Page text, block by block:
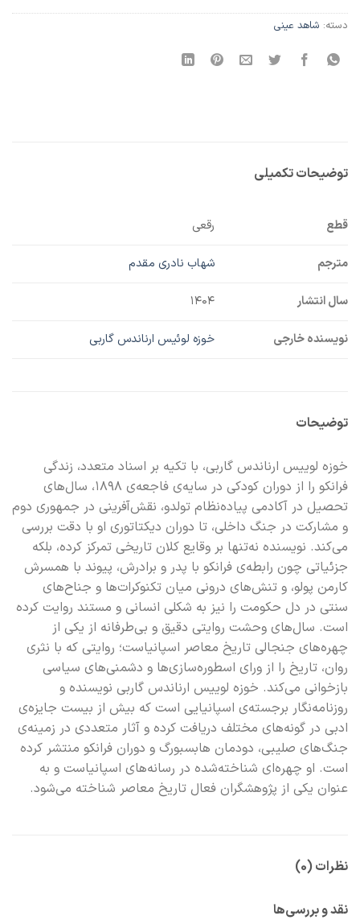
دسته: شاهد عینی
توضیحات تکمیلی
قطع رقعی
مترجم شهاب نادری مقدم
سال انتشار ۱۴۰۴
نویسنده خارجی خوزه لوئیس ارناندس گاربی
توضیحات
خوزه لوییس ارناندس گاربی، با تکیه بر اسناد متعدد، زندگی
فرانکو را از دوران کودکی در سایه‌ی فاجعه‌ی ۱۸۹۸، سال‌های
تحصیل در آکادمی پیاده‌نظام تولدو، نقش‌آفرینی در جمهوری دوم
و مشارکت در جنگ داخلی، تا دوران دیکتاتوری او با دقت بررسی
می‌کند. نویسنده نه‌تنها بر وقایع کلان تاریخی تمرکز کرده، بلکه
جزئیاتی چون رابطه‌ی فرانکو با پدر و برادرش، پیوند با همسرش
کارمن پولو، و تنش‌های درونی میان تکنوکرات‌ها و جناح‌های
سنتی در دل حکومت را نیز به شکلی انسانی و مستند روایت کرده
است. سال‌های وحشت روایتی دقیق و بی‌طرفانه از یکی از
چهره‌های جنجالی تاریخ معاصر اسپانیاست؛ روایتی که با نثری
روان، تاریخ را از ورای اسطوره‌سازی‌ها و دشمنی‌های سیاسی
بازخوانی می‌کند. خوزه لوییس ارناندس گاربی نویسنده و
روزنامه‌نگار برجسته‌ی اسپانیایی است که بیش از بیست جایزه‌ی
ادبی در گونه‌های مختلف دریافت کرده و آثار متعددی در زمینه‌ی
جنگ‌های صلیبی، دودمان هابسبورگ و دوران فرانکو منتشر کرده
است. او چهره‌ای شناخته‌شده در رسانه‌های اسپانیاست و به
عنوان یکی از پژوهشگران فعال تاریخ معاصر شناخته می‌شود.
نظرات (0)
نقد و بررسی‌ها